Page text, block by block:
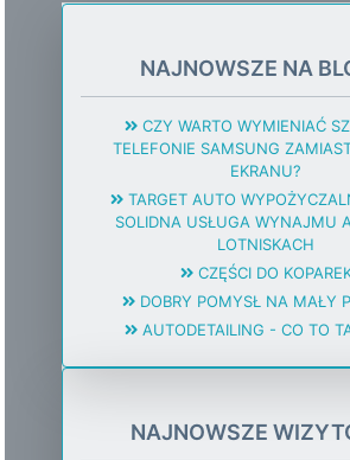
NAJNOWSZE NA
CZY WARTO WYMIENIAĆ
TELEFONIE SAMSUNG
EKRANU?
TARGET AUTO
SOLIDNA USŁUGA WYNAJMU
LOTNISKACH
CZĘŚCI DO
DOBRY POMYSŁ NA MAŁY
AUTODETAILING - CO TO
NAJNOWSZE